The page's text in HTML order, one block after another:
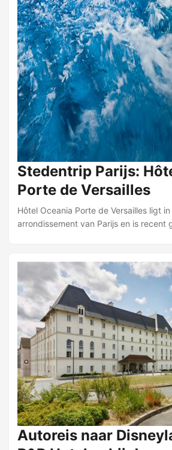
Stedentrip Parijs:
Porte de Versailles
Hôtel Oceania Porte de Versailles ligt
arrondissement van Parijs en is recent
voor een verblijf in de stad.
bevindt zich op ongeveer vijf minuten
centrum en de belangrijkste
bereikbaar zijn. Het hotel telt circa
praktisch zijn ingericht. De kamers zijn
queenbed of twee losse bedden, tv,
minibar, airconditioning en koffie- en
badkamer heeft een douche, toilet en
kamers zijn compacter dan de deluxe
Autoreis naar